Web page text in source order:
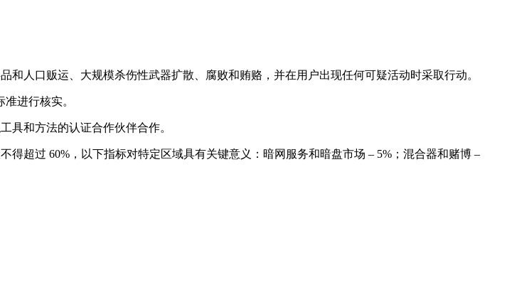
人口贩运、大规模杀伤性武器扩散、腐败和贿赂，并在用户出现任何可疑活动时采取行动。
进行核实。
具和方法的认证合作伙伴合作。
超过 60%，以下指标对特定区域具有关键意义：暗网服务和暗盘市场 – 5%；混合器和赌博 –